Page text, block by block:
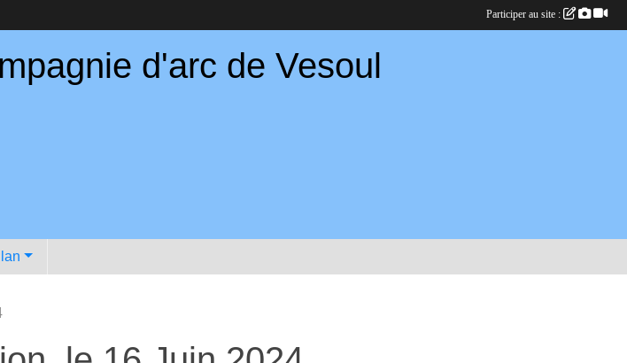
d'arc de Vesoul
Participer au site :